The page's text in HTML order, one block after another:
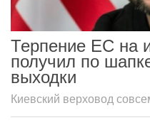
Терпение ЕС на
получил по
выходки
Киевский верховод